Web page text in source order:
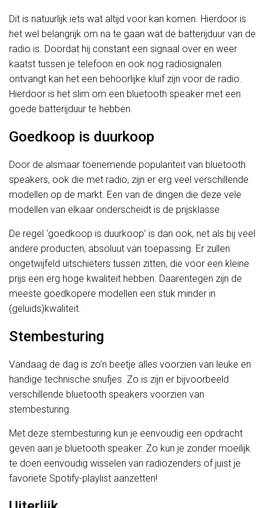
Dit is natuurlijk iets wat altijd voor kan komen. Hierdoor is
het wel belangrijk om na te gaan wat de batterijduur van de
radio is. Doordat hij constant een signaal over en weer
kaatst tussen je telefoon en ook nog radiosignalen
ontvangt kan het een behoorlijke kluif zijn voor de radio.
Hierdoor is het slim om een bluetooth speaker met een
goede batterijduur te hebben.
Goedkoop is duurkoop
Door de alsmaar toenemende populariteit van bluetooth
speakers, ook die met radio, zijn er erg veel verschillende
modellen op de markt. Een van de dingen die deze vele
modellen van elkaar onderscheidt is de prijsklasse.
De regel ‘goedkoop is duurkoop’ is dan ook, net als bij veel
andere producten, absoluut van toepassing. Er zullen
ongetwijfeld uitschieters tussen zitten, die voor een kleine
prijs een erg hoge kwaliteit hebben. Daarentegen zijn de
meeste goedkopere modellen een stuk minder in
(geluids)kwaliteit.
Stembesturing
Vandaag de dag is zo’n beetje alles voorzien van leuke en
handige technische snufjes. Zo is zijn er bijvoorbeeld
verschillende bluetooth speakers voorzien van
stembesturing.
Met deze stembesturing kun je eenvoudig een opdracht
geven aan je bluetooth speaker. Zo kun je zonder moeilijk
te doen eenvoudig wisselen van radiozenders of juist je
favoriete Spotify-playlist aanzetten!